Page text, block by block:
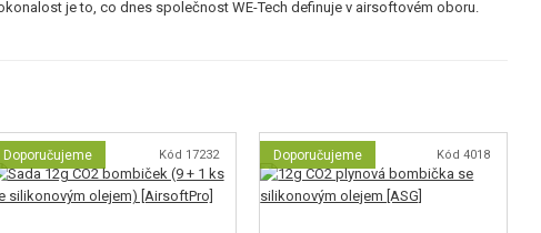
je to, co dnes společnost WE-Tech definuje v airsoftovém oboru.
Doporučujeme Kód 17232 Doporučujeme Kód 4018